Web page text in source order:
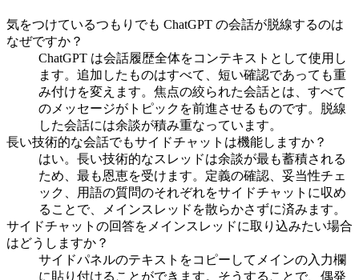
気をつけているつもりでも ChatGPT の会話が脱線するのは
なぜですか？
ChatGPT は会話履歴全体をコンテキストとして使用し
ます。追加したものはすべて、短い確認であっても重
み付けを変えます。焦点の絞られた会話とは、すべて
のメッセージがトピックを前進させるものです。脱線
した会話には余談が積み重なっています。
長い技術的な会話でもサイドチャットは機能しますか？
はい。長い技術的なスレッドは余談が最も蓄積される
ため、最も恩恵を受けます。定義の確認、妥当性チェ
ック、用語の質問のそれぞれをサイドチャットに収め
ることで、メインスレッドを散らかさずに済みます。
サイドチャットの回答をメインスレッドに取り込みたい場合
はどうしますか？
サイドパネルのテキストをコピーしてメインの入力欄
に貼り付けることができます。そうすることで、偶発